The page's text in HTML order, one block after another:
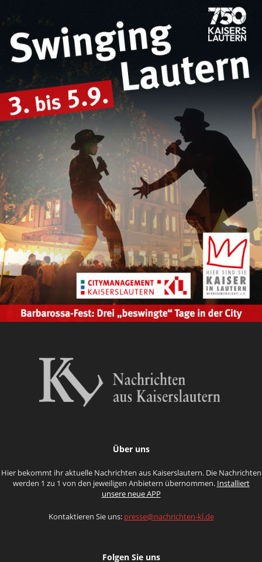
Über uns
Hier bekommt ihr aktuelle Nachrichten aus Kaiserslautern. Die Nachrichten
werden 1 zu 1 von den jeweiligen Anbietern übernommen. Installiert
unsere neue APP
Kontaktieren Sie uns: presse@nachrichten-kl.de
Folgen Sie uns